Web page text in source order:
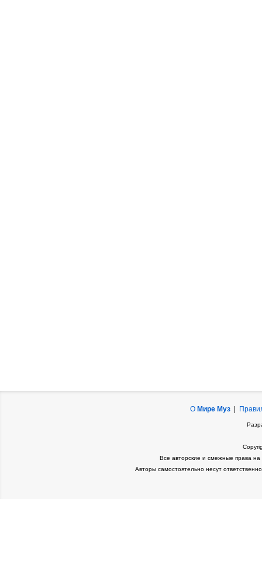
О Мире Муз|
Все авторские и смежные права
Авторы самостоятельно несут